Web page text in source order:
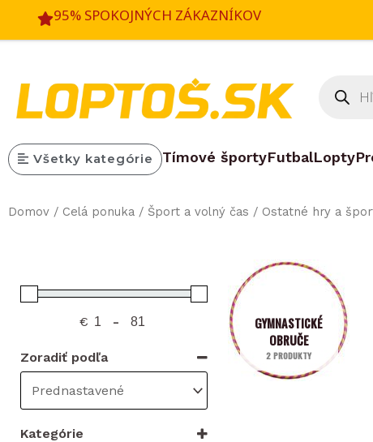
Preskočiť95% SPOKOJNÝCH ZÁKAZNÍKOV
Všetky kategórie Tímové športyFutbalLopty
Domov / Celá ponuka / Šport a volný čas / Ostatné hry a
€ -
Zoradiť podľa
Kategórie
GYMNASTICKÉ
OBRUČE
2 PRODUKTY